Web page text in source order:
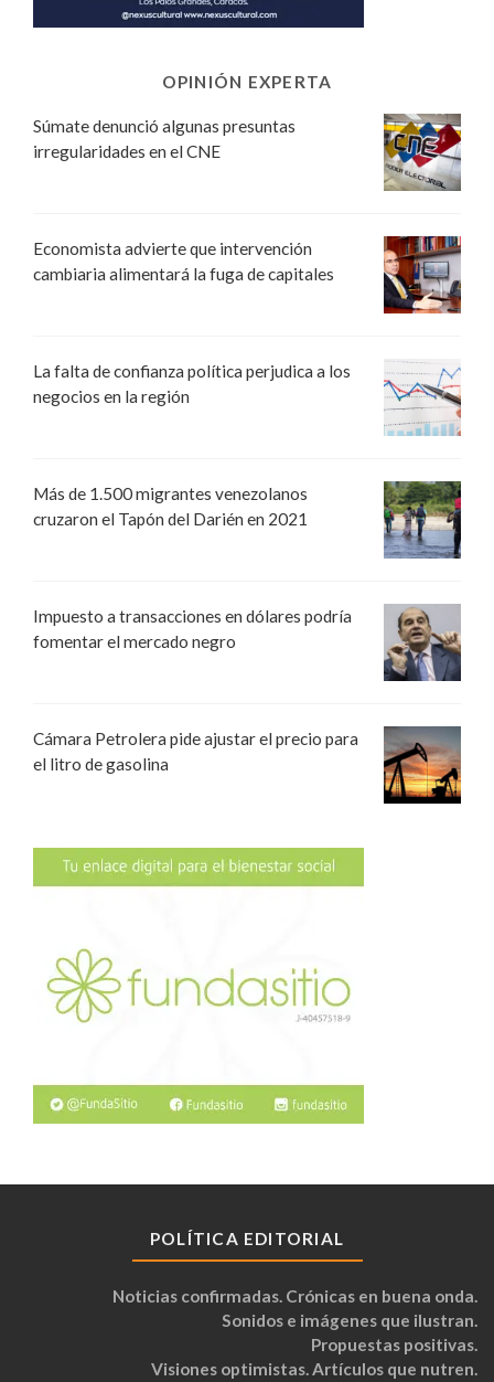
OPINIÓN EXPERTA
Súmate denunció algunas presuntas
irregularidades en el CNE
Economista advierte que intervención
cambiaria alimentará la fuga de capitales
La falta de confianza política perjudica a los
negocios en la región
Más de 1.500 migrantes venezolanos
cruzaron el Tapón del Darién en 2021
Impuesto a transacciones en dólares podría
fomentar el mercado negro
Cámara Petrolera pide ajustar el precio para
el litro de gasolina
POLÍTICA EDITORIAL
Noticias confirmadas. Crónicas en buena onda.
Sonidos e imágenes que ilustran.
Propuestas positivas.
Visiones optimistas. Artículos que nutren.